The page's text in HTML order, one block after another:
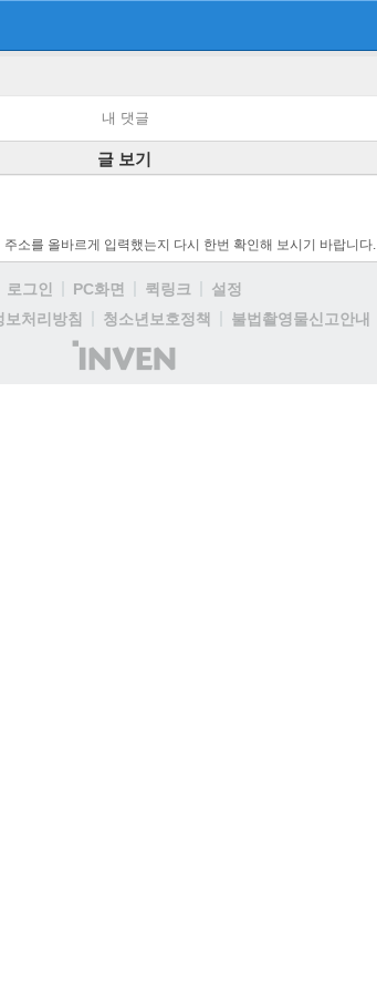
내 댓글
글 보기
소를 올바르게 입력했는지 다시 한번 확인해 보시기 바랍니다.
로그인 PC화면 퀵링크
설정
보처리방침 청소년보호정책
불법촬영물신고안내
(주)
인